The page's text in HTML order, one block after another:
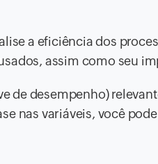
a eficiência dos
assim como seu
de desempenho)
nas variáveis, você